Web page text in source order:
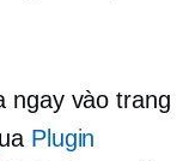
ngay vào trang
Plugin